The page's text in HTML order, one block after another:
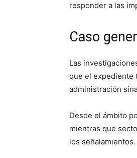
responder a las
Caso
Las
que el expediente
administración
Desde el ámbito
mientras que
los señalamientos.